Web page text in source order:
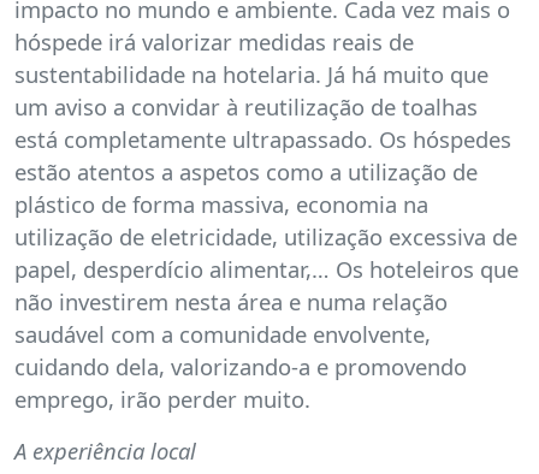
impacto no mundo e ambiente. Cada vez mais o
hóspede irá valorizar medidas reais de
sustentabilidade na hotelaria. Já há muito que
um aviso a convidar à reutilização de toalhas
está completamente ultrapassado. Os hóspedes
estão atentos a aspetos como a utilização de
plástico de forma massiva, economia na
utilização de eletricidade, utilização excessiva de
papel, desperdício alimentar,… Os hoteleiros que
não investirem nesta área e numa relação
saudável com a comunidade envolvente,
cuidando dela, valorizando-a e promovendo
emprego, irão perder muito.
A experiência local